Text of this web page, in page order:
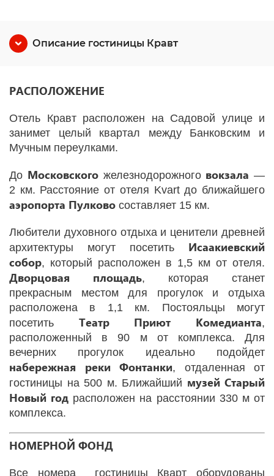
Описание гостиницы Кравт
РАСПОЛОЖЕНИЕ
Отель Кравт расположен на Садовой улице и
занимет целый квартал между Банковским и
Мучным переулками.
До Московскогожелезнодорожного вокзала —
2 км. Расстояние от отеля Kvart до ближайшего
аэропорта Пулково составляет 15 км.
Любители духовного отдыха и ценители древней
архитектуры могут посетить Исаакиевский
собор, который расположен в 1,5 км от отеля.
Дворцовая площадь, которая станет
прекрасным местом для прогулок и отдыха
расположена в 1,1 км. Постояльцы могут
посетить Театр Приют Комедианта,
расположенный в 90 м от комплекса. Для
вечерних прогулок идеально подойдет
набережная реки Фонтанки, отдаленная от
гостиницы на 500 м. Ближайший музей Старый
Новый год расположен на расстоянии 330 м от
комплекса.
НОМЕРНОЙ ФОНД
Все номера гостиницы Кварт оборудованы